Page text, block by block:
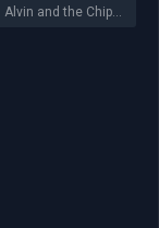
Alvin and the Chipmunks: The Squeakquel 2009